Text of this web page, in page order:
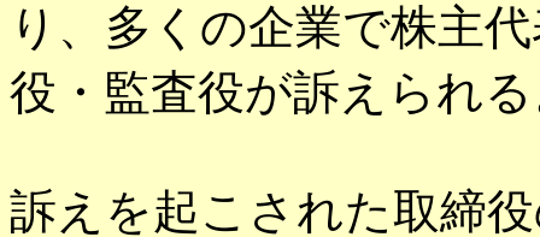
り、多くの企業で株主
役・監査役が訴えられ
訴えを起こされた取締